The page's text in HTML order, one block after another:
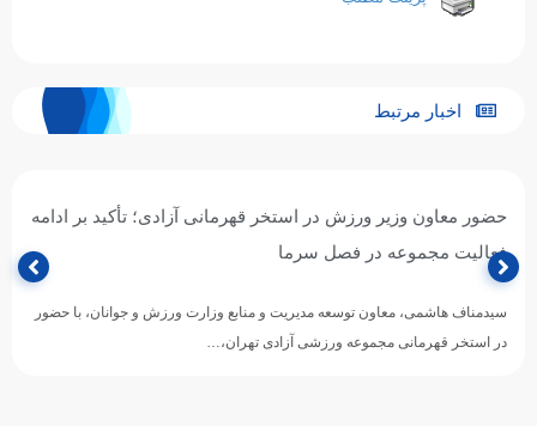
اخبار مرتبط
پیام تبریک محسن رضوانی، رئیس فدراسیون ورزش‌های آبی، به
مناسبت روز خبرنگار (۱۷ مرداد)
خبرنگاران؛ راویان آب، روایتگران تلاش و پیشرفت ۱۷ مرداد، فرصتی است برای
پاسداشت جایگاه ارزشمند خبرنگارانی که با قلم، نگاه…